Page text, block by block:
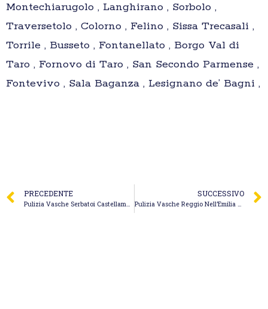
Montechiarugolo , Langhirano , Sorbolo ,
Traversetolo , Colorno , Felino , Sissa Trecasali ,
Torrile , Busseto , Fontanellato , Borgo Val di
Taro , Fornovo di Taro , San Secondo Parmense ,
Fontevivo , Sala Baganza , Lesignano de’ Bagni ,
PRECEDENTE
Pulizia Vasche Serbatoi Castellammare del Golfo – Da.Sca. S.n.c. di Scaramuzzo O. & C.
SUCCESSIVO
Pulizia Vasche Reggio Nell’Emilia – L’Espurgo Magnanini di Magnanini Marco